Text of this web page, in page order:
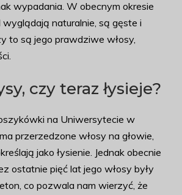
wypadania. W obecnym okresie
wyglądają naturalnie, są gęste i
to są jego prawdziwe włosy,
czy teraz łysieje?
na Uniwersytecie w
przerzedzone włosy na głowie,
jako łysienie. Jednak obecnie
ostatnie pięć lat jego włosy były
co pozwala nam wierzyć, że